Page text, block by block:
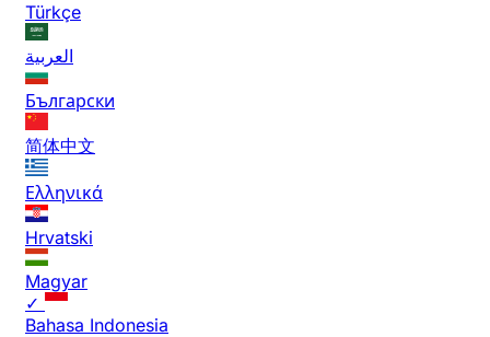
Türkçe
العربية
Български
简体中文
Ελληνικά
Hrvatski
Magyar
✓
Bahasa Indonesia